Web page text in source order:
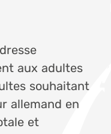
aux adultes
souhaitant
allemand en
et